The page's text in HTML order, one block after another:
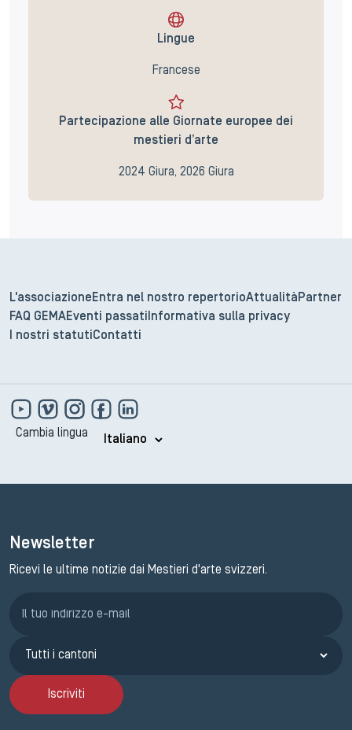
Lingue
Francese
Partecipazione alle Giornate europee dei
mestieri d’arte
2024 Giura, 2026 Giura
L'associazione Entra nel nostro repertorioAttualità Partner
FAQ GEMAEventi passati Informativa sulla privacy
I nostri statutiContatti
Cambia lingua
Newsletter
Ricevi le ultime notizie dai Mestieri d'arte svizzeri.
Iscriviti